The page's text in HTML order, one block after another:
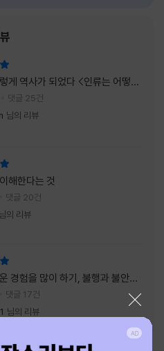
라 낯선 나라를 여행하게 된다는 설정
운 여름을 벗어나는 피서처럼 흥미롭기
음에는 단순한 추적 이야기인 줄 알
읽을수록 전혀 다른 방향으로 흘러간
런 일이 벌어졌을까?', '이 사람이 정
사가 되었다 <인류는 어떻게
나>
댓글 25건
님의 리뷰
해한다는 것
댓글 20건
님의 리뷰
경험을 많이 하기, 불행과 불안을
기, 그리고 좋은 사람을 많이 만나
댓글 17건
님의 리뷰